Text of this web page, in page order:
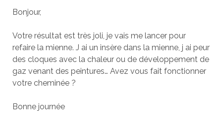
Bonjour,
Votre résultat est très joli, je vais me lancer pour
refaire la mienne. J ai un insère dans la mienne, j ai peur
des cloques avec la chaleur ou de développement de
gaz venant des peintures… Avez vous fait fonctionner
votre cheminée ?
Bonne journée